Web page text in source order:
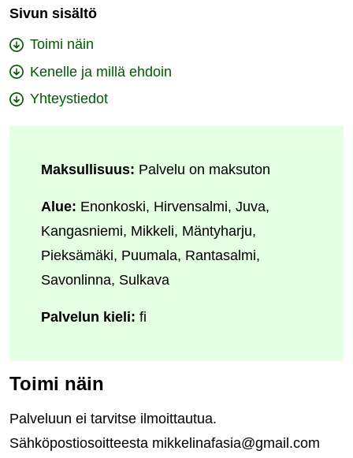
Sivun sisältö
Toimi näin
Kenelle ja millä ehdoin
Yhteystiedot
Maksullisuus: Palvelu on maksuton
Alue: Enonkoski, Hirvensalmi, Juva,
Kangasniemi, Mikkeli, Mäntyharju,
Pieksämäki, Puumala, Rantasalmi,
Savonlinna, Sulkava
Palvelun kieli: fi
Toimi näin
Palveluun ei tarvitse ilmoittautua.
Sähköpostiosoitteesta mikkelinafasia@gmail.com